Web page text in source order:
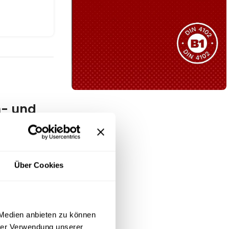
Über Cookies
anbieten zu können
Verwendung unserer
und
Innen-
Sie haben nicht das passende
Produkt gefunden?
Wir helfen Ihnen gerne weiter!
produkten